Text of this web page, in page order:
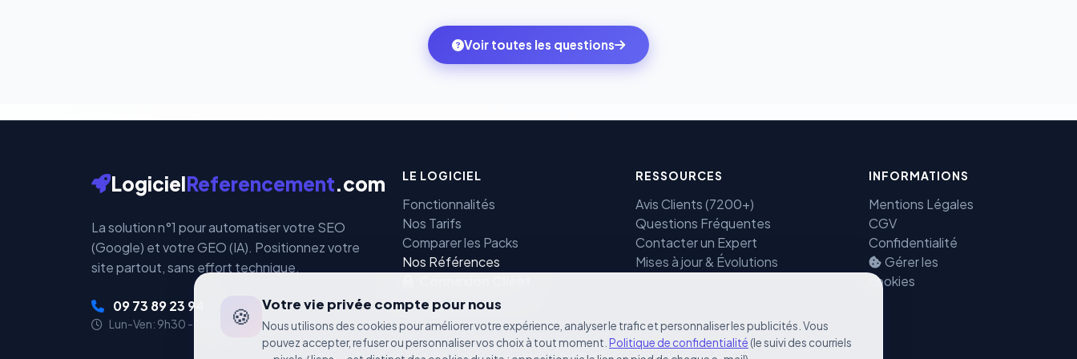
par ces plateformes certifiées PCI DSS. Voir toutes les questions
LogicielReferencement.com
La solution n°1 pour automatiser votre SEO
(Google) et votre GEO (IA). Positionnez votre
site partout, sans effort technique.
09 73 89 23 94
Lun-Ven: 9h30 - 18h00
LE LOGICIEL
Fonctionnalités
Nos Tarifs
Comparer les Packs
Nos Références
RESSOURCES
Avis Clients (7200+)
Questions Fréquentes
Contacter un Expert
Mises à jour & Évolutions
INFORMATIONS
Mentions Légales
CGV
Confidentialité
Gérer les
cookies
🍪 Votre vie privée compte pour nous
Nous utilisons des cookies pour améliorer votre expérience, analyser le trafic et personnaliser les publicités. Vous
pouvez accepter, refuser ou personnaliser vos choix à tout moment. Politique de confidentialité (le suivi des courriels